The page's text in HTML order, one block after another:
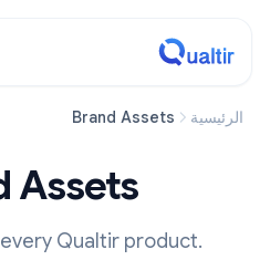
الرئيسية Brand Assets
Assets
Qualtir product.